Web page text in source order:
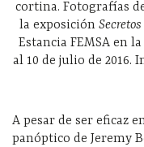
cortina. Fotografías
la exposición Secretos
Estancia FEMSA en
al 10 de julio de 2016.
A pesar de ser eficaz
panóptico de Jeremy